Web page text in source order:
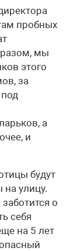
пробных
мы
этого
за
а
и
будут
улицу.
о
себя
на 5 лет